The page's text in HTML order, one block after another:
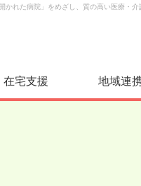
れた病院」をめざし、質の高い医療・
在宅支援 地域連